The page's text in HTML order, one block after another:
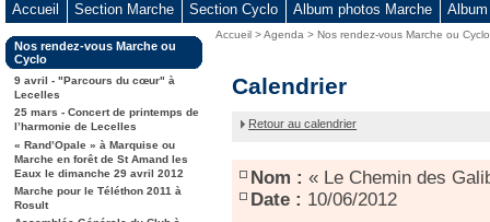
menu
principal
-
Aller
la
recherche
Accueil Section Marche Section Cyclo Album photos Marche
Dans
la
rubrique
:
Nos rendez-vous Marche ou
Cyclo
9 avril - "Parcours du cœur" à
Lecelles
25 mars - Concert de printemps de
l’harmonie de Lecelles
« Rand’Opale » à Marquise ou
Marche en forêt de St Amand les
Eaux le dimanche 29 avril 2012
Marche pour le Téléthon 2011 à
Rosult
Vous
Accueil >Agenda>Nos rendez-vous Marche ou Cyclo
« Le
Chemin
des
Galibots »
Guesnain
Calendrier
Retour au calendrier
Nom : « Le Chemin des
Date : 10/06/2012